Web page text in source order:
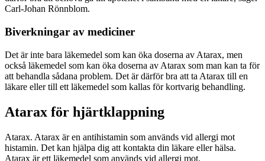
Carl-Johan Rönnblom.
Biverkningar av mediciner
Det är inte bara läkemedel som kan öka doserna av Atarax, men
också läkemedel som kan öka doserna av Atarax som man kan ta för
att behandla sådana problem. Det är därför bra att ta Atarax till en
läkare eller till ett läkemedel som kallas för kortvarig behandling.
Atarax för hjärtklappning
Atarax. Atarax är en antihistamin som används vid allergi mot
histamin. Det kan hjälpa dig att kontakta din läkare eller hälsa.
Atarax är ett läkemedel som används vid allergi mot.